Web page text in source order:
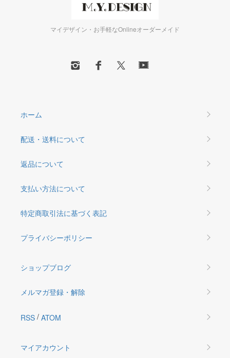
マイデザイン・お手軽なOnlineオーダーメイド
ホーム
配送・送料について
返品について
支払い方法について
特定商取引法に基づく表記
プライバシーポリシー
ショップブログ
メルマガ登録・解除
RSS / ATOM
マイアカウント